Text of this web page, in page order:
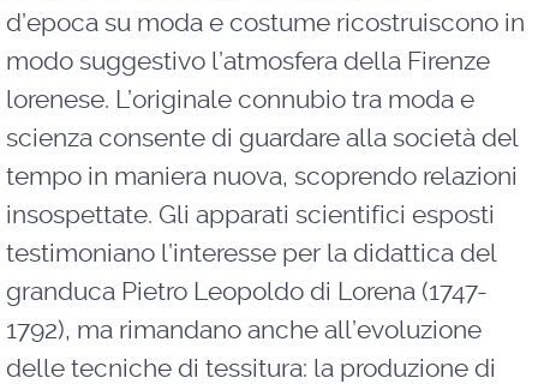
d’epoca su moda e costume ricostruiscono in
modo suggestivo l’atmosfera della Firenze
lorenese. L’originale connubio tra moda e
scienza consente di guardare alla società del
tempo in maniera nuova, scoprendo relazioni
insospettate. Gli apparati scientifici esposti
testimoniano l’interesse per la didattica del
granduca Pietro Leopoldo di Lorena (1747-
1792), ma rimandano anche all’evoluzione
delle tecniche di tessitura: la produzione di